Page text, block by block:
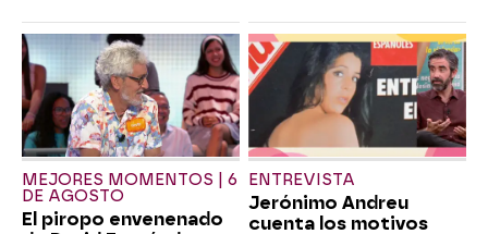
MEJORES MOMENTOS | 6
DE AGOSTO
El piropo envenenado
ENTREVISTA
Jerónimo Andreu
cuenta los motivos